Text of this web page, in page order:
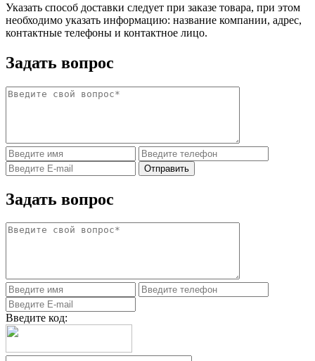
Указать способ доставки следует при заказе товара, при этом
необходимо указать информацию: название компании, адрес,
контактные телефоны и контактное лицо.
Задать вопрос
Задать вопрос
Введите код: